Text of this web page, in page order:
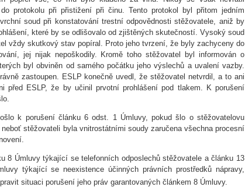
protokolu při přistižení při činu. Tento protokol byl přitom jedním
soud při konstatování trestní odpovědnosti stěžovatele, aniž by
které by se odlišovalo od zjištěných skutečností. Vysoký soud
vždy skutkový stav popíral. Proto jeho tvrzení, že byly zachyceny do
jej nijak nepoškodily. Kromě toho stěžovatel byl informován o
byl obviněn od samého počátku jeho výslechů a uvalení vazby.
zastoupen. ESLP konečně uvedl, že stěžovatel netvrdil, a to ani
před ESLP, že by učinil prvotní prohlášení pod tlakem. K porušení
k porušení článku 6 odst. 1 Úmluvy, pokud šlo o stěžovatelovu
stěžovateli byla vnitrostátními soudy zaručena všechna procesní
8 Úmluvy týkající se telefonních odposlechů stěžovatele a článku 13
týkající se neexistence účinných právních prostředků nápravy,
situaci porušení jeho práv garantovaných článkem 8 Úmluvy.